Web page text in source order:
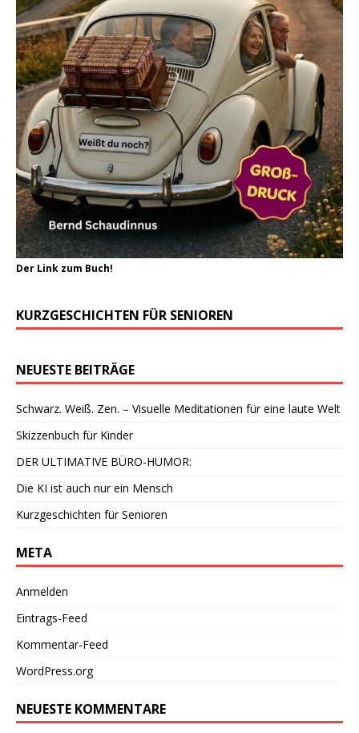
Der Link zum Buch!
KURZGESCHICHTEN FÜR SENIOREN
NEUESTE BEITRÄGE
Schwarz. Weiß. Zen. – Visuelle Meditationen für eine laute Welt
Skizzenbuch für Kinder
DER ULTIMATIVE BÜRO-HUMOR:
Die KI ist auch nur ein Mensch
Kurzgeschichten für Senioren
META
Anmelden
Eintrags-Feed
Kommentar-Feed
WordPress.org
NEUESTE KOMMENTARE